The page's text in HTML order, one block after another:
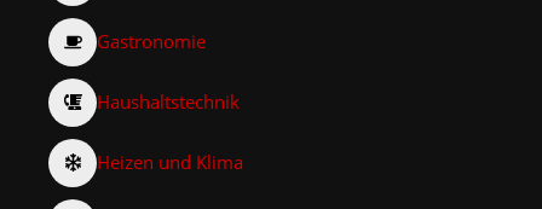
Gastronomie
Haushaltstechnik
Heizen und Klima